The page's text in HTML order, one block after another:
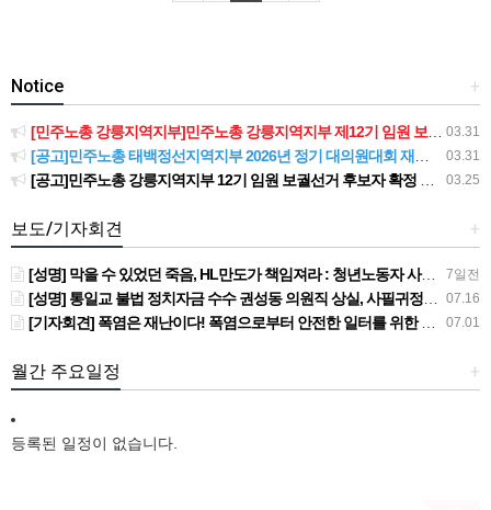
+
Notice
03.31
[민주노총 강릉지역지부]민주노총 강릉지역지부 제12기 임원 보궐선거결과 공고
03.31
[공고]민주노총 태백정선지역지부 2026년 정기 대의원대회 재소집 건
03.25
[공고]민주노총 강릉지역지부 12기 임원 보궐선거 후보자 확정 공고
+
보도/기자회견
7일전
[성명] 막을 수 있었던 죽음, HL만도가 책임져라 : 청년노동자 사망사고의 철저한 진상규명과 재발방지 대책 마련하라
07.16
[성명] 통일교 불법 정치자금 수수 권성동 의원직 상실, 사필귀정이다
07.01
[기자회견] 폭염은 재난이다! 폭염으로부터 안전한 일터를 위한 민주노총 강원지역본부 폭염감시단 선포 기자회견
+
월간 주요일정
등록된 일정이 없습니다.